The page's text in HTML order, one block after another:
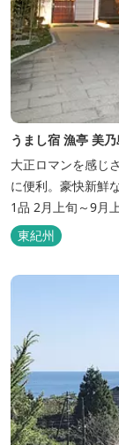
うまし宿 漁亭 美乃
大正ロマンを感じ
に便利。豪快新鮮
1品 2月上旬～9月
東紀州